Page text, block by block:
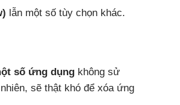
lẫn một số tùy chọn khác.
số ứng dụng không sử
sẽ thật khó để xóa ứng